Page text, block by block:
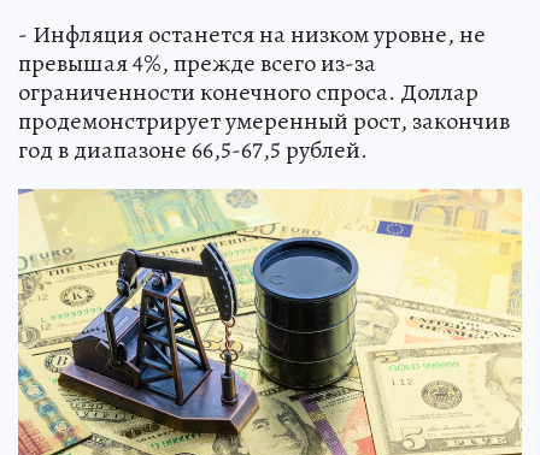
- Инфляция останется на низком уровне, не
превышая 4%, прежде всего из-за
ограниченности конечного спроса. Доллар
продемонстрирует умеренный рост, закончив
год в диапазоне 66,5-67,5 рублей.